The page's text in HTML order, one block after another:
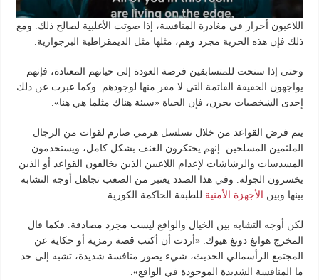
اللاعبون أحرار في مغادرة المنافسة، إذا صوتت الأغلبية لصالح ذلك. ومع
ذلك فإن هذه الحرية مجرد وهم، مثلها مثل الديمقراطية البرجوازية.
وحتى إذا سنحت للمتسابقين فرصة العودة إلى حياتهم المعتادة، فإنهم
يواجهون الحقيقة القاتمة التي لا مفر منها لوجودهم. وكما عبرت عن ذلك
إحدى الشخصيات بحزن، فإن الحياة «سيئة هناك مثلما هي هنا».
يتم فرض القواعد من خلال تسلسل هرمي صارم لقوات من الرجال
الملثمين المسلحين. إنهم يحتكرون العنف بشكل كامل، ويستخدمون
المسدسات والرشاشات لإعدام اللاعبين الذين يخالفون القواعد أو الذين
يخسرون الجولة. وفي هذا الصدد يعتبر من الصعب تجاهل أوجه التشابه
بينها وبين
الأجهزة الأمنية للطبقة الحاكمة الكورية.
لكن أوجه التشابه بين الخيال والواقع ليست مجرد مصادفة. فكما قال
المخرج هوانغ دونغ هيوك: «أردت أن أكتب قصة رمزية أو حكاية عن
المجتمع الرأسمالي الحديث، شيء يصور منافسة شديدة، تشبه إلى حد
ما المنافسة الشديدة الموجودة في الواقع».